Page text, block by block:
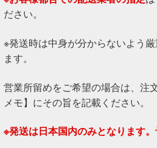
ださい。
※発送時は中身が分からないよう
ます。
営業所留めをご希望の場合は、注
メモ】にその旨を記載ください。
※発送は日本国内のみとなります。